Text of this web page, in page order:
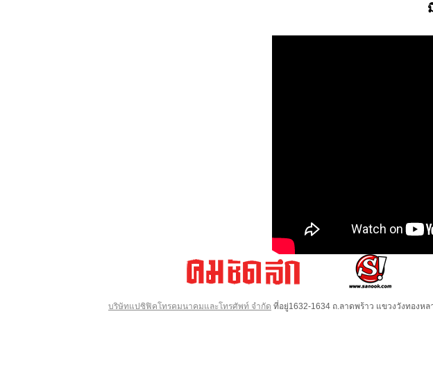
บริษัทแปซิฟิคโทรคมนาคมและโทรศัพท์ จำกัด ที่อยู่1632-1634 ถ.ลาดพร้าว แขวงวังทองหล